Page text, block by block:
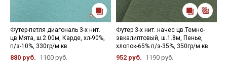
Футер-петля диагональ 3-х нит.
цв.Мята, ш.2.00м, Карде, хл-90%,
п/э-10%, 330гр/м.кв
880 руб. 1100 руб.
Футер 3-х нит. начес цв.Темно-
эвкалиптовый, ш.1.8м, Пенье,
хлопок-65% п/э-35%, 350гр/м.кв
952 руб. 1190 руб.